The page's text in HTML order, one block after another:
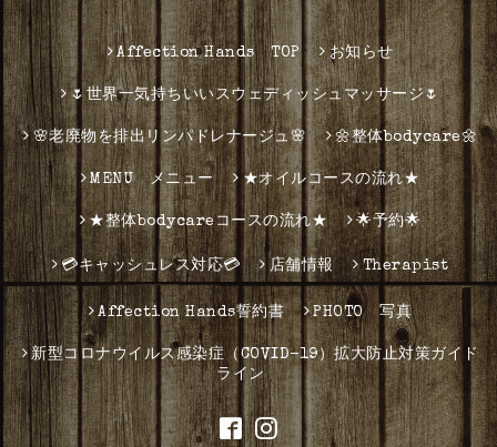
Affection Hands TOP お知らせ
🌷世界一気持ちいいスウェディッシュマッサージ🌷
🌸老廃物を排出リンパドレナージュ🌸 🌼整体bodycare🌼
MENU メニュー ★オイルコースの流れ★
★整体bodycareコースの流れ★ 🌟予約🌟
💳キャッシュレス対応💳 店舗情報 Therapist
Affection Hands誓約書 PHOTO 写真
新型コロナウイルス感染症（COVID-19）拡大防止対策ガイド
ライン